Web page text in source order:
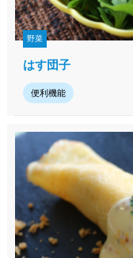
野菜
はす団子
便利機能